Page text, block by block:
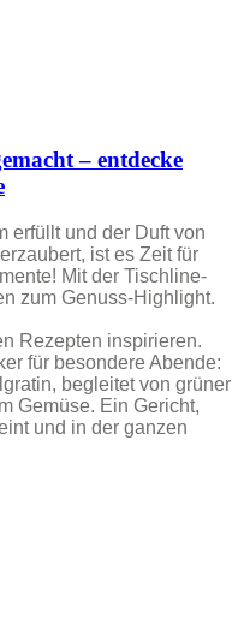
– entdecke
erfüllt und der Duft von
ist es Zeit für
Mit der Tischline-
zum Genuss-Highlight.
Rezepten inspirieren.
für besondere Abende:
begleitet von grüner
Gemüse. Ein Gericht,
und in der ganzen